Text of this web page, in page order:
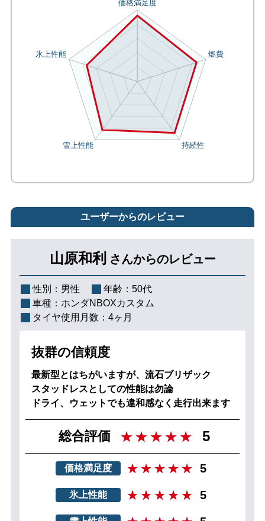
ユーザーからのレビュー
山原和利 さんからのレビュー
性別： 男性 年齢： 50代
車種： ホンダNBOXカスタム
タイヤ使用月数： 4ヶ月
抜群の信頼度
最新型とはちがいますが、流石ブリザック
スタッドレスとしての性能は勿論
ドライ、ウェットでも違和感なく走行出来ます
総合評価 5
価格満足度 5
氷上性能 5